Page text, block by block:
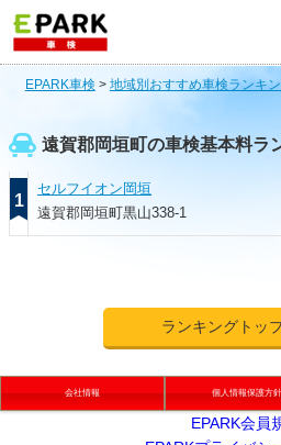
EPARK車検 > 地域別おすすめ車検ランキ
遠賀郡岡垣町の車検基本料ラ
1
セルフイオン岡垣
遠賀郡岡垣町黒山338-1
ランキングトッ
会社情報 個人情報保護方針